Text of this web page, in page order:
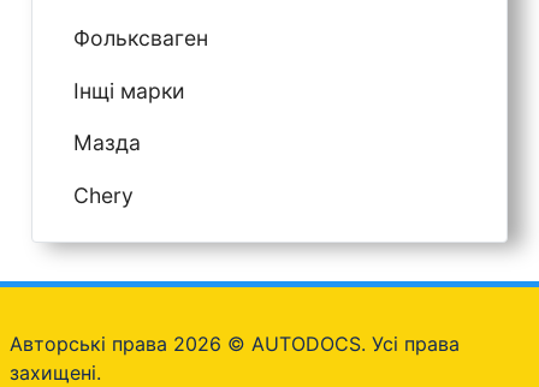
Фольксваген
Інщі марки
Мазда
Chery
Авторські права 2026 © AUTODOCS. Усі права
захищені.